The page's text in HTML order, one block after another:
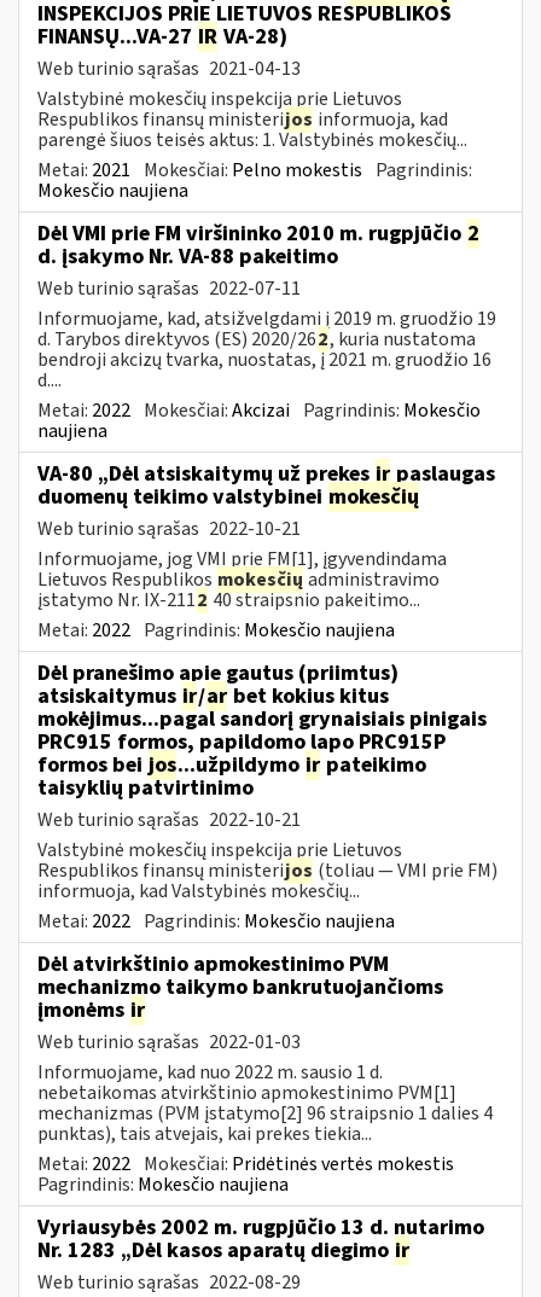
INSPEKCIJOS PRIE LIETUVOS RESPUBLIKOS
FINANSŲ...VA-27 IR VA-28)
Web turinio sąrašas 2021-04-13
Valstybinė mokesčių inspekcija prie Lietuvos
Respublikos finansų ministerijos informuoja, kad
parengė šiuos teisės aktus: 1. Valstybinės mokesčių...
Metai: 2021 Mokesčiai: Pelno mokestis Pagrindinis:
Mokesčio naujiena
Dėl VMI prie FM viršininko 2010 m. rugpjūčio 2
d. įsakymo Nr. VA-88 pakeitimo
Web turinio sąrašas 2022-07-11
Informuojame, kad, atsižvelgdami į 2019 m. gruodžio 19
d. Tarybos direktyvos (ES) 2020/262, kuria nustatoma
bendroji akcizų tvarka, nuostatas, į 2021 m. gruodžio 16
d....
Metai: 2022 Mokesčiai:Akcizai Pagrindinis: Mokesčio
naujiena
VA-80 „Dėl atsiskaitymų už prekes ir paslaugas
duomenų teikimo valstybinei mokesčių
Web turinio sąrašas 2022-10-21
Informuojame, jog VMI prie FM[1], įgyvendindama
Lietuvos Respublikos mokesčių administravimo
įstatymo Nr. IX-2112 40 straipsnio pakeitimo...
Metai: 2022 Pagrindinis: Mokesčio naujiena
Dėl pranešimo apie gautus (priimtus)
atsiskaitymus ir/ar bet kokius kitus
mokėjimus...pagal sandorį grynaisiais pinigais
PRC915 formos, papildomo lapo PRC915P
formos bei jos...užpildymo ir pateikimo
taisyklių patvirtinimo
Web turinio sąrašas 2022-10-21
Valstybinė mokesčių inspekcija prie Lietuvos
Respublikos finansų ministerijos (toliau ― VMI prie FM)
informuoja, kad Valstybinės mokesčių...
Metai: 2022 Pagrindinis: Mokesčio naujiena
Dėl atvirkštinio apmokestinimo PVM
mechanizmo taikymo bankrutuojančioms
įmonėms ir
Web turinio sąrašas 2022-01-03
Informuojame, kad nuo 2022 m. sausio 1 d.
nebetaikomas atvirkštinio apmokestinimo PVM[1]
mechanizmas (PVM įstatymo[2] 96 straipsnio 1 dalies 4
punktas), tais atvejais, kai prekes tiekia...
Metai: 2022 Mokesčiai: Pridėtinės vertės mokestis
Pagrindinis: Mokesčio naujiena
Vyriausybės 2002 m. rugpjūčio 13 d. nutarimo
Nr. 1283 „Dėl kasos aparatų diegimo ir
Web turinio sąrašas 2022-08-29